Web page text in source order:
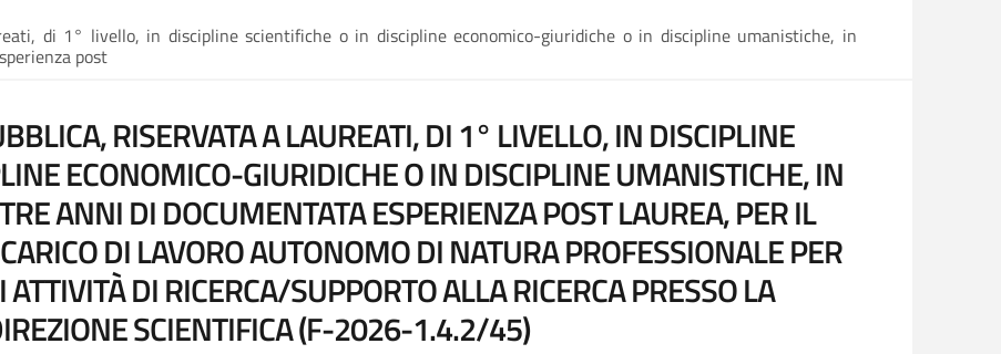
di 1° livello, in discipline scientifiche o in discipline economico-giuridiche o in discipline umanistiche, in
post
RISERVATA A LAUREATI, DI 1° LIVELLO, IN DISCIPLINE
ECONOMICO-GIURIDICHE O IN DISCIPLINE UMANISTICHE, IN
ANNI DI DOCUMENTATA ESPERIENZA POST LAUREA, PER IL
DI LAVORO AUTONOMO DI NATURA PROFESSIONALE PER
DI RICERCA/SUPPORTO ALLA RICERCA PRESSO LA
SCIENTIFICA (F-2026-1.4.2/45)